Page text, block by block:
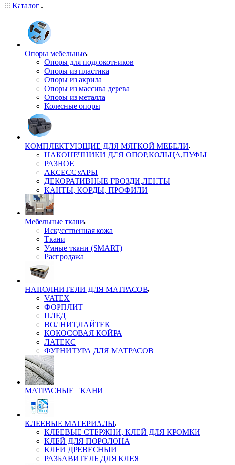
Каталог
Опоры мебельные
Опоры для подлокотников
Опоры из пластика
Опоры из акрила
Опоры из массива дерева
Опоры из металла
Колесные опоры
КОМПЛЕКТУЮЩИЕ ДЛЯ МЯГКОЙ МЕБЕЛИ
НАКОНЕЧНИКИ ДЛЯ ОПОР,КОЛЬЦА,ПУФЫ
РАЗНОЕ
АКСЕССУАРЫ
ДЕКОРАТИВНЫЕ ГВОЗДИ,ЛЕНТЫ
КАНТЫ, КОРДЫ, ПРОФИЛИ
Мебельные ткани
Искусственная кожа
Ткани
Умные ткани (SMART)
Распродажа
НАПОЛНИТЕЛИ ДЛЯ МАТРАСОВ
VATEX
ФОРПЛИТ
ПЛЕД
ВОЛНИТ,ЛАЙТЕК
КОКОСОВАЯ КОЙРА
ЛАТЕКС
ФУРНИТУРА ДЛЯ МАТРАСОВ
МАТРАСНЫЕ ТКАНИ
КЛЕЕВЫЕ МАТЕРИАЛЫ
КЛЕЕВЫЕ СТЕРЖНИ, КЛЕЙ ДЛЯ КРОМКИ
КЛЕЙ ДЛЯ ПОРОЛОНА
КЛЕЙ ДРЕВЕСНЫЙ
РАЗБАВИТЕЛЬ ДЛЯ КЛЕЯ